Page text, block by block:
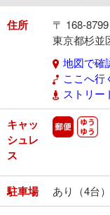
住所
〒 168-8799
東京都杉並
地図で確
ここへ行
ストリー
キャッ
シュレ
ス
郵便
駐車場 あり（4台）